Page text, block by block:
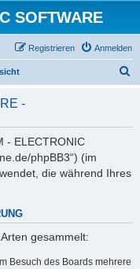
SOFTWARE
Anmelden
Registrieren
h
-
- ELECTRONIC
phpBB3“) (im
die während Ihres
gesammelt:
Besuch des Boards mehrere